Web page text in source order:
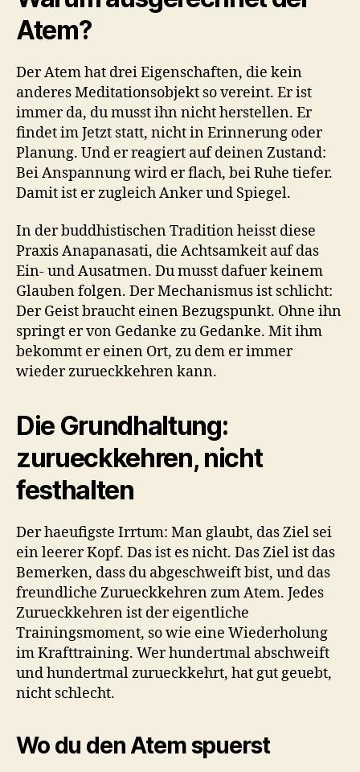
Atem?
Der Atem hat drei Eigenschaften, die kein
anderes Meditationsobjekt so vereint. Er ist
immer da, du musst ihn nicht herstellen. Er
findet im Jetzt statt, nicht in Erinnerung oder
Planung. Und er reagiert auf deinen Zustand:
Bei Anspannung wird er flach, bei Ruhe tiefer.
Damit ist er zugleich Anker und Spiegel.
In der buddhistischen Tradition heisst diese
Praxis Anapanasati, die Achtsamkeit auf das
Ein- und Ausatmen. Du musst dafuer keinem
Glauben folgen. Der Mechanismus ist schlicht:
Der Geist braucht einen Bezugspunkt. Ohne ihn
springt er von Gedanke zu Gedanke. Mit ihm
bekommt er einen Ort, zu dem er immer
wieder zurueckkehren kann.
Die Grundhaltung:
zurueckkehren, nicht
festhalten
Der haeufigste Irrtum: Man glaubt, das Ziel sei
ein leerer Kopf. Das ist es nicht. Das Ziel ist das
Bemerken, dass du abgeschweift bist, und das
freundliche Zurueckkehren zum Atem. Jedes
Zurueckkehren ist der eigentliche
Trainingsmoment, so wie eine Wiederholung
im Krafttraining. Wer hundertmal abschweift
und hundertmal zurueckkehrt, hat gut geuebt,
nicht schlecht.
Wo du den Atem spuerst